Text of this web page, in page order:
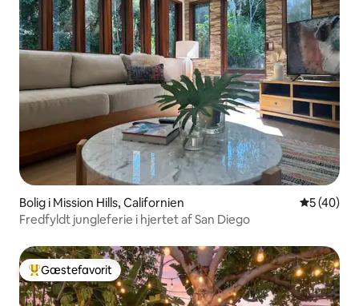
Bolig i Mission Hills, Californien 5 ud af 5 i
5 (40)
Fredfyldt jungleferie i hjertet af San Diego
Bedste gæstefavorit
Gæstefavorit